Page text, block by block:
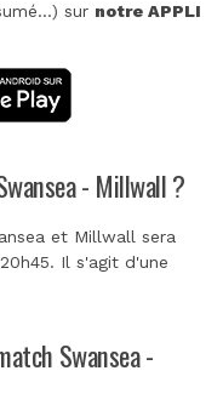
sur notre APPLI
- Millwall ?
et Millwall sera
Il s'agit d'une
Swansea -